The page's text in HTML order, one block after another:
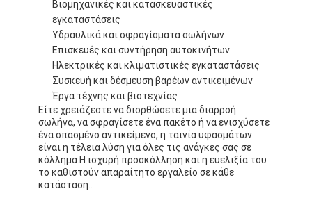
Βιομηχανικές και κατασκευαστικές
εγκαταστάσεις
Υδραυλικά και σφραγίσματα σωλήνων
Επισκευές και συντήρηση αυτοκινήτων
Ηλεκτρικές και κλιματιστικές εγκαταστάσεις
Συσκευή και δέσμευση βαρέων αντικειμένων
Έργα τέχνης και βιοτεχνίας
Είτε χρειάζεστε να διορθώσετε μια διαρροή
σωλήνα, να σφραγίσετε ένα πακέτο ή να ενισχύσετε
ένα σπασμένο αντικείμενο, η ταινία υφασμάτων
είναι η τέλεια λύση για όλες τις ανάγκες σας σε
κόλλημα.Η ισχυρή προσκόλληση και η ευελιξία του
το καθιστούν απαραίτητο εργαλείο σε κάθε
κατάσταση..